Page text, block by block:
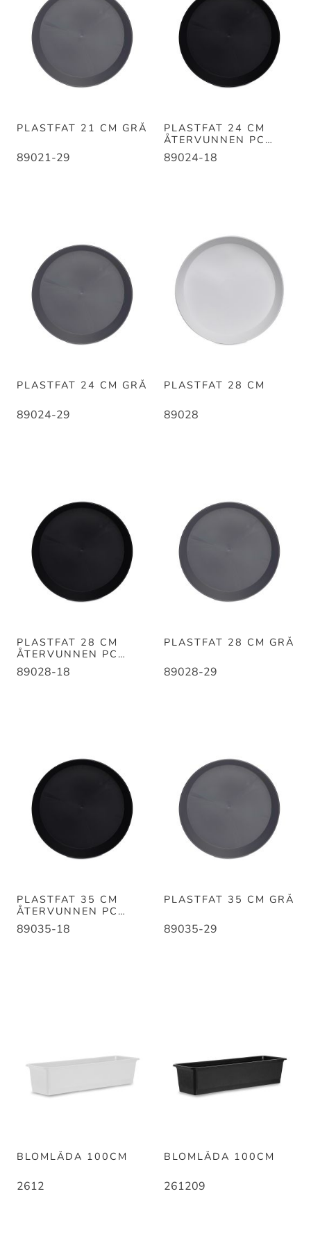
PLASTFAT 21 CM GRÅ
89021-29
PLASTFAT 24 CM
ÅTERVUNNEN PC
SVART
89024-18
PLASTFAT 24 CM GRÅ
89024-29
PLASTFAT 28 CM
89028
PLASTFAT 28 CM
ÅTERVUNNEN PC
SVART
89028-18
PLASTFAT 28 CM GRÅ
89028-29
PLASTFAT 35 CM
ÅTERVUNNEN PC
SVART
89035-18
PLASTFAT 35 CM GRÅ
89035-29
BLOMLÅDA 100CM
2612
BLOMLÅDA 100CM
261209